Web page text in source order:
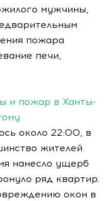
мужчины,
пожара
печи,
и пожар в Ханты-
около 22:00, в
жителей
нанесло ущерб
ряд квартир.
окон в